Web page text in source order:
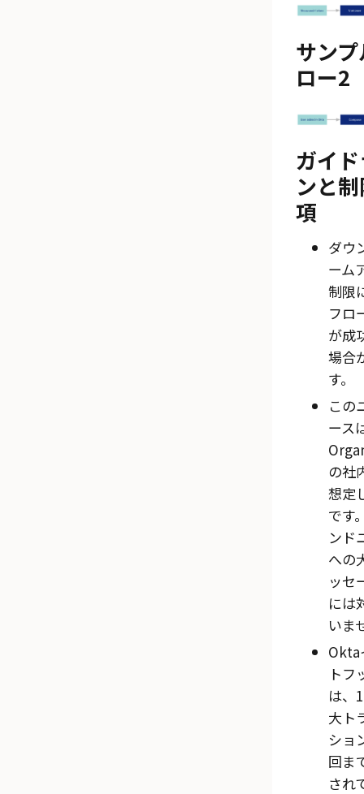
サン
ロー2
ガイ
ンと
項
ダウ
ーム
制限
フロ
が成
場合
す。
この
ース
の社
想定
です
ンド
への
ッセ
には
いま
Okta
トフ
は、
大ト
ショ
回ま
され